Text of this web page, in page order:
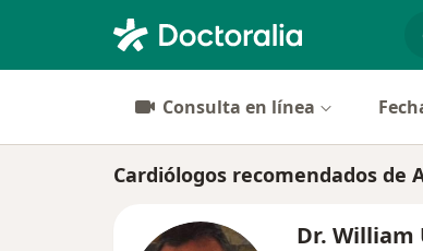
Consulta en línea
Cardiólogos recomendados de
Dr. William